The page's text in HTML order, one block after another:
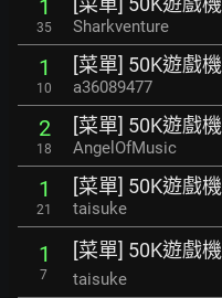
1
35 Sharkventure
1
10
[菜單] 50K遊戲機
a36089477
2
18
[菜單] 50K遊戲機
AngelOfMusic
1
21
[菜單] 50K遊戲機
taisuke
1
7
[菜單] 50K遊戲機
taisuke